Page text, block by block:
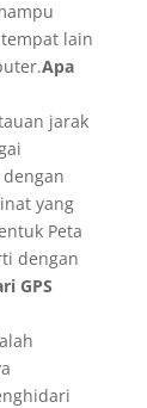
lain
Apa
jarak
yang
Peta
dengan
GPS